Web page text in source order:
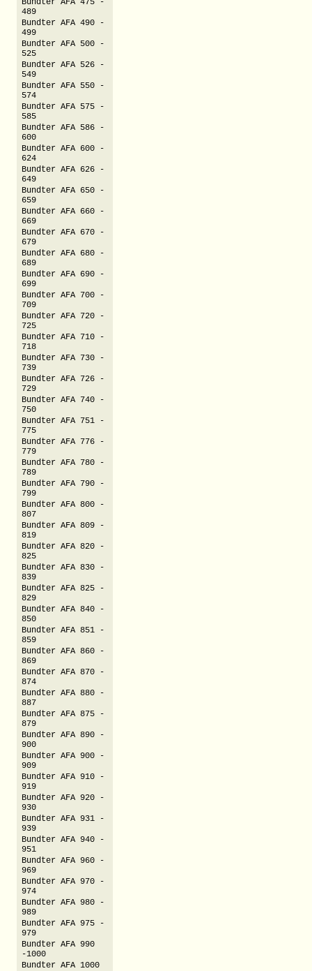
Bundter AFA 475 -
489
Bundter AFA 490 -
499
Bundter AFA 500 -
525
Bundter AFA 526 -
549
Bundter AFA 550 -
574
Bundter AFA 575 -
585
Bundter AFA 586 -
600
Bundter AFA 600 -
624
Bundter AFA 626 -
649
Bundter AFA 650 -
659
Bundter AFA 660 -
669
Bundter AFA 670 -
679
Bundter AFA 680 -
689
Bundter AFA 690 -
699
Bundter AFA 700 -
709
Bundter AFA 720 -
725
Bundter AFA 710 -
718
Bundter AFA 730 -
739
Bundter AFA 726 -
729
Bundter AFA 740 -
750
Bundter AFA 751 -
775
Bundter AFA 776 -
779
Bundter AFA 780 -
789
Bundter AFA 790 -
799
Bundter AFA 800 -
807
Bundter AFA 809 -
819
Bundter AFA 820 -
825
Bundter AFA 830 -
839
Bundter AFA 825 -
829
Bundter AFA 840 -
850
Bundter AFA 851 -
859
Bundter AFA 860 -
869
Bundter AFA 870 -
874
Bundter AFA 880 -
887
Bundter AFA 875 -
879
Bundter AFA 890 -
900
Bundter AFA 900 -
909
Bundter AFA 910 -
919
Bundter AFA 920 -
930
Bundter AFA 931 -
939
Bundter AFA 940 -
951
Bundter AFA 960 -
969
Bundter AFA 970 -
974
Bundter AFA 980 -
989
Bundter AFA 975 -
979
Bundter AFA 990
-1000
Bundter AFA 1000